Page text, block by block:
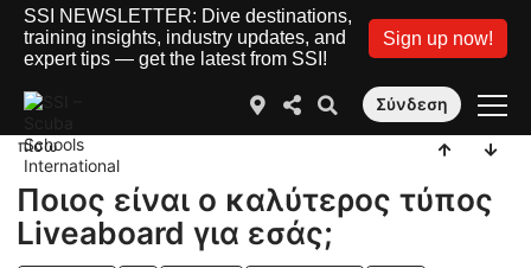
SSI NEWSLETTER: Dive destinations,
training insights, industry updates, and
expert tips — get the latest from SSI!
Sign up now!
Σύνδεση
πίσω
Ποιος είναι ο καλύτερος τύπος
Liveaboard για εσάς;